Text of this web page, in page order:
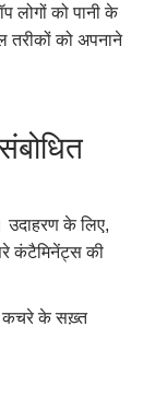
लोगों को पानी के
को अपनाने
उदाहरण के लिए,
कंटैमिनेंट्स की
कचरे के सख़्त